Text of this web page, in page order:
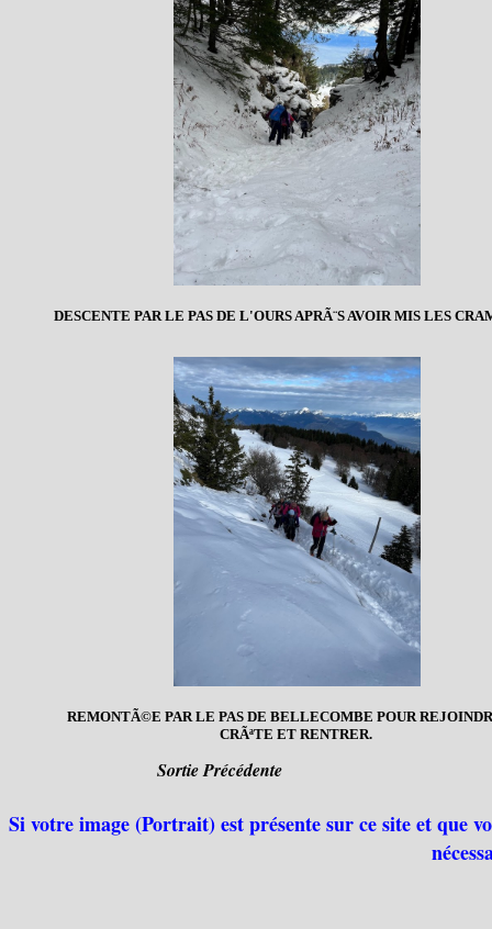
DESCENTE PAR LE PAS DE L'OURS APRÃ¨S AVOIR MIS LES
REMONTÃ©E PAR LE PAS DE BELLECOMBE POUR
CRÃªTE ET RENTRER.
Sortie Précédente
Si votre image (Portrait) est présente sur ce site et que